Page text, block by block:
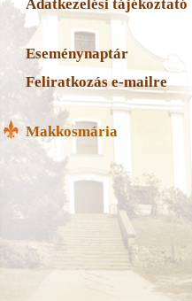
Adatkezelési tájékoztató
Eseménynaptár
Feliratkozás e-mailre
Makkosmária